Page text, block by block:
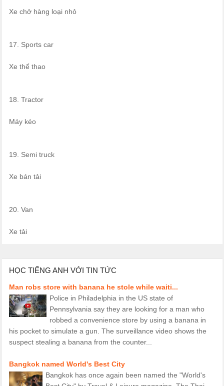
Xe chở hàng loại nhỏ
17. Sports car
Xe thể thao
18. Tractor
Máy kéo
19. Semi truck
Xe bán tải
20. Van
Xe tải
HỌC TIẾNG ANH VỚI TIN TỨC
Man robs store with banana he stole while waiti...
Police in Philadelphia in the US state of
Pennsylvania say they are looking for a man who
robbed a convenience store by using a banana in
his pocket to simulate a gun. The surveillance video shows the
suspect stealing a banana from the counter...
Bangkok named World's Best City
Bangkok has once again been named the "World's